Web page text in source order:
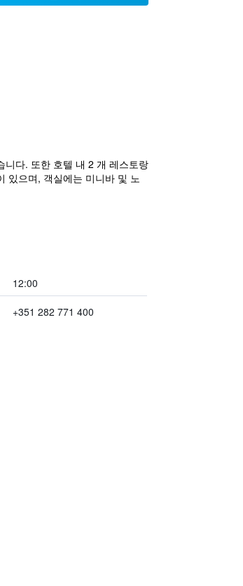
니다. 또한 호텔 내 2 개 레스토랑
있으며, 객실에는 미니바 및 노
12:00
+351 282 771 400